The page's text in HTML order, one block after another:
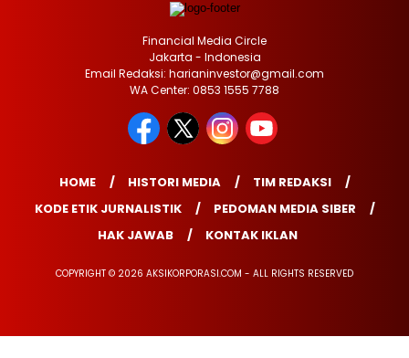
Financial Media Circle
Jakarta - Indonesia
Email Redaksi: harianinvestor@gmail.com
WA Center: 0853 1555 7788
HOME HISTORI MEDIA
TIM REDAKSI
KODE ETIK JURNALISTIK
PEDOMAN MEDIA SIBER
HAK JAWAB
KONTAK IKLAN
COPYRIGHT © 2026 AKSIKORPORASI.COM - ALL RIGHTS RESERVED